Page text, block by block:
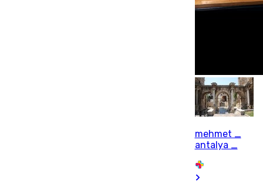
mehmet _
antalya _